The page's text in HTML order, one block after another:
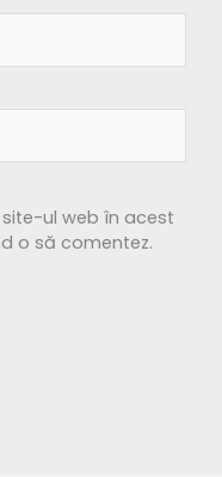
ul web în acest
o să comentez.